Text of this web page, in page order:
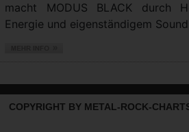
macht MODUS BLACK durch
Energie und eigenständigem
COPYRIGHT BY METAL-ROCK-